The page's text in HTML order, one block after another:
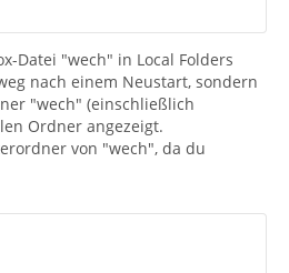
Datei "wech" in Local Folders
nach einem Neustart, sondern
"wech" (einschließlich
Ordner angezeigt.
von "wech", da du